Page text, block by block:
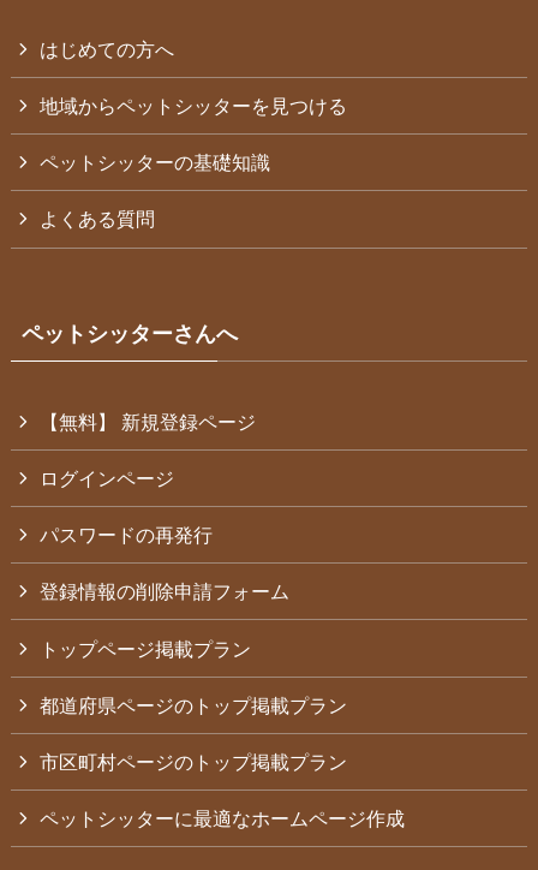
はじめての方へ
地域からペットシッターを見つける
ペットシッターの基礎知識
よくある質問
ペットシッターさんへ
【無料】 新規登録ページ
ログインページ
パスワードの再発行
登録情報の削除申請フォーム
トップページ掲載プラン
都道府県ページのトップ掲載プラン
市区町村ページのトップ掲載プラン
ペットシッターに最適なホームページ作成